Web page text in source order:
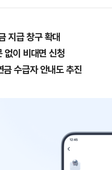
지급 창구 확대
없이 비대면 신청
수급자 안내도 추진